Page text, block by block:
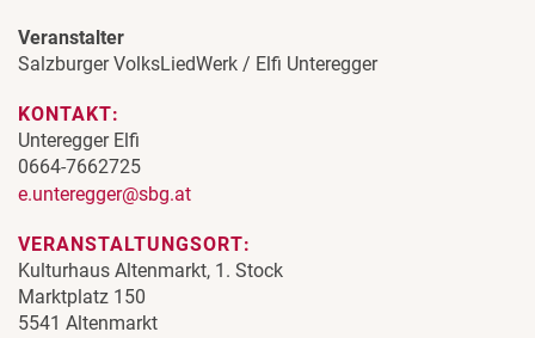
Veranstalter
Salzburger VolksLiedWerk / Elfi Unteregger
KONTAKT:
Unteregger Elfi
0664-7662725
e.unteregger@sbg.at
VERANSTALTUNGSORT:
Kulturhaus Altenmarkt, 1. Stock
Marktplatz 150
5541 Altenmarkt